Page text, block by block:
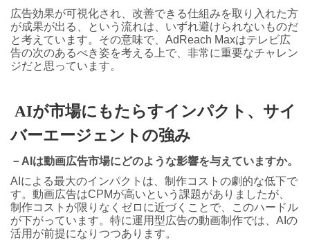
広告効果が可視化され、改善できる仕組みを取り入れた方
が成果が出る、という流れは、いずれ避けられないものだ
と考えています。その意味で、AdReach Maxはテレビ広
告の次のあるべき姿を考える上で、非常に重要なチャレン
ジだと思っています。
AIが市場にもたらすインパクト、サイ
バーエージェントの強み
－AIは動画広告市場にどのような影響を与えていますか。
AIによる最大のインパクトは、制作コストの劇的な低下で
す。動画広告はCPMが高いという課題がありましたが、
制作コストが限りなくゼロに近づくことで、このハードル
が下がっています。特に運用型広告の動画制作では、AIの
活用が前提になりつつあります。